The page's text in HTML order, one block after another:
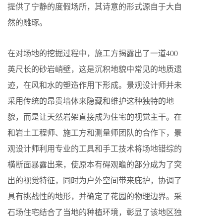
提供了宁静的度假场所，其诗意的形式源自于大自
然的雕琢。
在对场地的挖掘过程中，施工方揭露出了一道400
英尺长的砂岩峭壁，这是沉积地貌中常见的地质遗
迹，在风和水的塑造作用下形成。景观设计师并未
采用传统的昂贵墙体来隐藏和维护这种独特的地
貌，而是让天然岩架直接成为住宅的视觉主干。在
和岩土工程师、施工方和测量师团队的合作下，景
观设计师利用专业的工具和手工技术将场地错综的
横断面暴露出来，使原本有碍观瞻的部分成为了突
出的视觉特征，同时为户外空间带来庇护，协调了
具有挑战性的地形，并确定了花园的物理边界。采
石场住宅结合了当地的种植环境，彰显了该地区独